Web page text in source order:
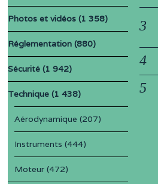
Photos et vidéos (1 358)
Réglementation (880)
Sécurité (1 942)
Technique (1 438)
Aérodynamique (207)
Instruments (444)
Moteur (472)